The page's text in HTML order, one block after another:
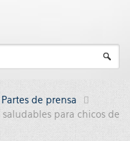
Partes de prensa
para chicos de